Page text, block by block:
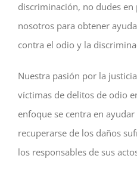
discriminación, no dudes
nosotros para obtener
contra el odio y la
Nuestra pasión por la
víctimas de delitos de odio
enfoque se centra en
recuperarse de los daños
los responsables de sus